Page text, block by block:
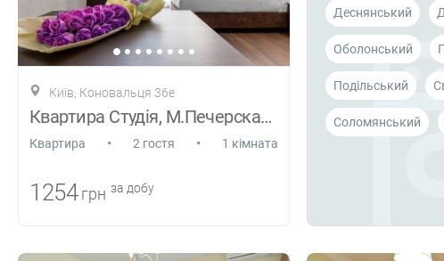
Київ, Коновальця 36е
Квартира Студія, М.Печерская 5 хв, центр
Квартира • 2 гостя • 1 кімната
1254 грн за добу
Деснянський
Оболонський
Подільський
Соломянський